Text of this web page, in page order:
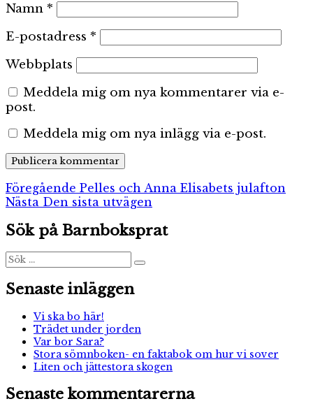
Namn *
E-postadress *
Webbplats
Meddela mig om nya kommentarer via e-
post.
Meddela mig om nya inlägg via e-post.
Inläggsnavigering
Föregående Föregående
inlägg:
Pelles och Anna Elisabets julafton
Nästa Nästa
Den sista utvägen
Sök på Barnboksprat
Sök
efter:
Sök
Senaste inläggen
Vi ska bo här!
Trädet under jorden
Var bor Sara?
Stora sömnboken- en faktabok om hur vi sover
Liten och jättestora skogen
Senaste kommentarerna